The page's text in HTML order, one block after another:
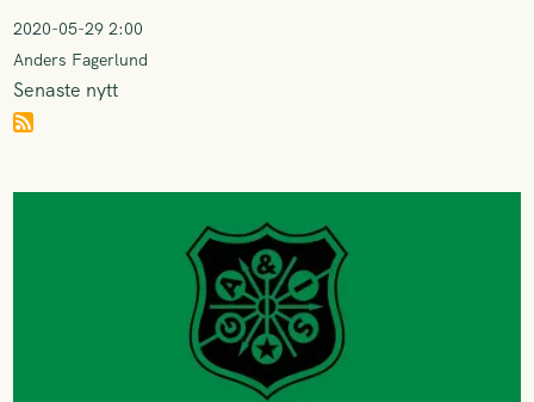
2020-05-29 2:00
Anders Fagerlund
Senaste nytt